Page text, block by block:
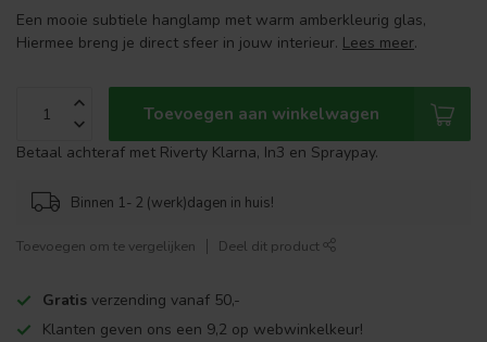
Een mooie subtiele hanglamp met warm amberkleurig glas,
Hiermee breng je direct sfeer in jouw interieur. Lees meer.
Toevoegen aan winkelwagen
Betaal achteraf met Riverty Klarna, In3 en Spraypay.
Binnen 1- 2 (werk)dagen in huis!
Toevoegen om te vergelijken Deel dit product
Gratis verzending vanaf 50,-
Klanten geven ons een 9,2 op webwinkelkeur!